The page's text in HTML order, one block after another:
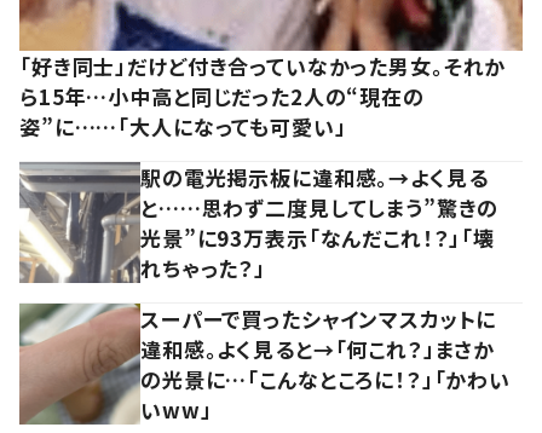
「好き同士」だけど付き合っていなかった男女。それか
ら15年…小中高と同じだった2人の“現在の
姿”に……「大人になっても可愛い」
駅の電光掲示板に違和感。→よく見る
と……思わず二度見してしまう”驚きの
光景”に93万表示「なんだこれ！？」「壊
れちゃった？」
スーパーで買ったシャインマスカットに
違和感。よく見ると→「何これ？」まさか
の光景に…「こんなところに！？」「かわい
いww」